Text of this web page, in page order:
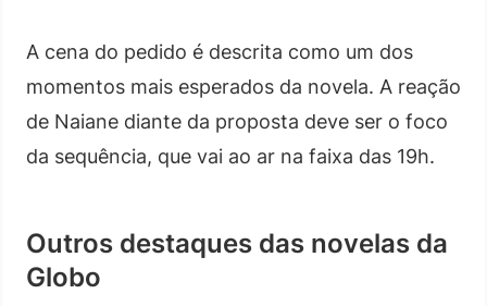
A cena do pedido é descrita como um dos
momentos mais esperados da novela. A reação
de Naiane diante da proposta deve ser o foco
da sequência, que vai ao ar na faixa das 19h.
Outros destaques das novelas da
Globo